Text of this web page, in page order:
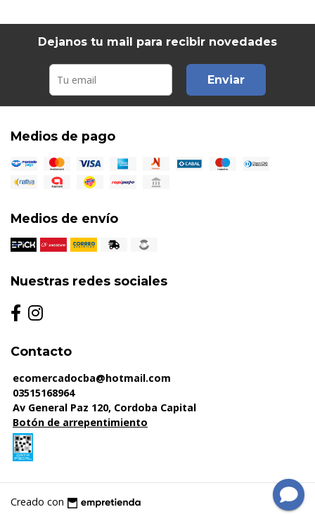
Dejanos tu mail para recibir novedades
Enviar
Medios de pago
Medios de envío
Nuestras redes sociales
Contacto
ecomercadocba@hotmail.com
03515168964
Av General Paz 120, Cordoba Capital
Botón de arrepentimiento
Creado con